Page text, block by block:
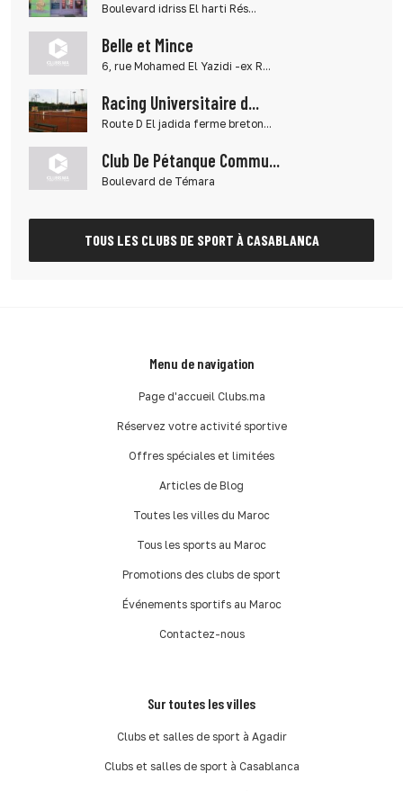
Boulevard idriss El harti Rés...
Belle et Mince
6, rue Mohamed El Yazidi -ex R...
Racing Universitaire d...
Route D El jadida ferme breton...
Club De Pétanque Commu...
Boulevard de Témara
TOUS LES CLUBS DE SPORT À CASABLANCA
Menu de navigation
Page d'accueil Clubs.ma
Réservez votre activité sportive
Offres spéciales et limitées
Articles de Blog
Toutes les villes du Maroc
Tous les sports au Maroc
Promotions des clubs de sport
Événements sportifs au Maroc
Contactez-nous
Sur toutes les villes
Clubs et salles de sport à Agadir
Clubs et salles de sport à Casablanca